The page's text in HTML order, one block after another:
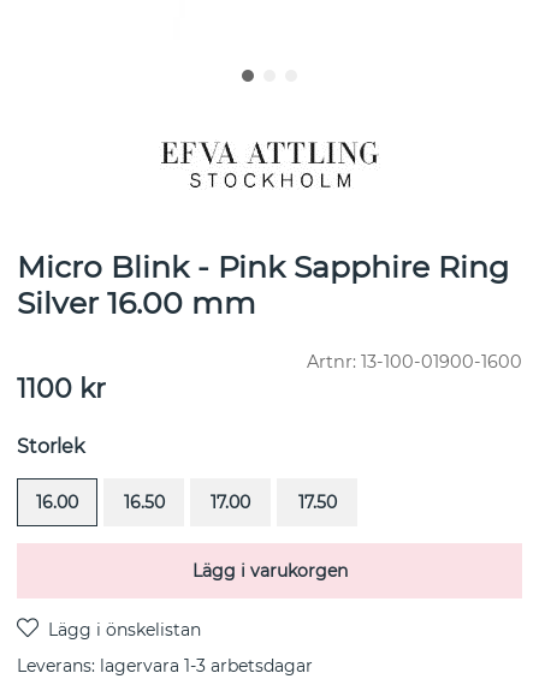
Micro Blink - Pink Sapphire Ring
Silver 16.00 mm
Artnr: 13-100-01900-1600
1100 kr
Storlek
16.00 16.50 17.00 17.50
Lägg i varukorgen
Leverans: lagervara 1-3 arbetsdagar